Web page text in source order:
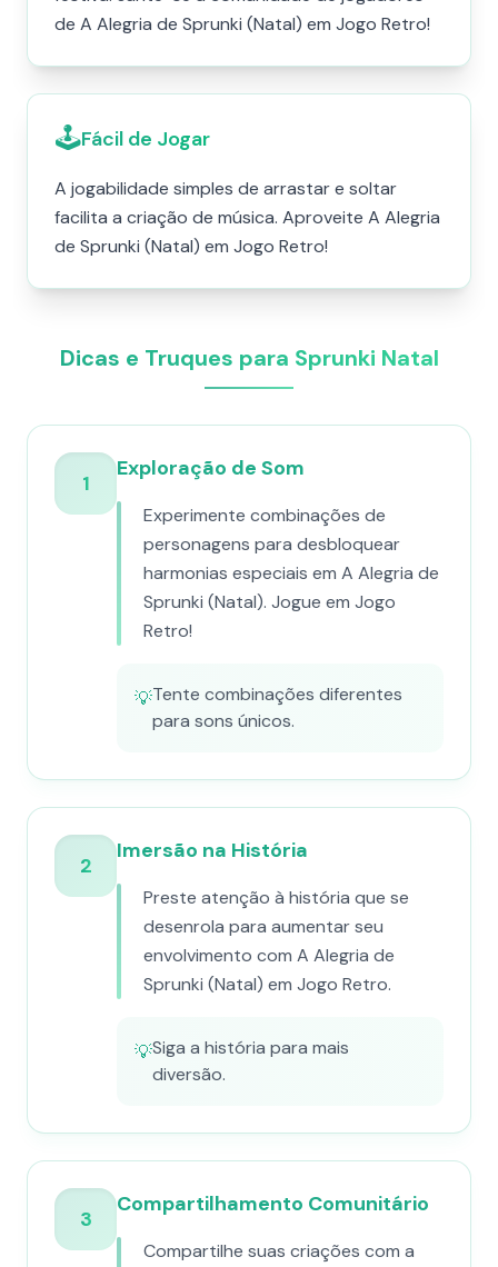
de A Alegria de Sprunki (Natal) em Jogo Retro!
🕹️Fácil de Jogar
A jogabilidade simples de arrastar e soltar
facilita a criação de música. Aproveite A Alegria
de Sprunki (Natal) em Jogo Retro!
Dicas e Truques para Sprunki Natal
1
Exploração de Som
Experimente combinações de
personagens para desbloquear
harmonias especiais em A Alegria de
Sprunki (Natal). Jogue em Jogo
Retro!
💡Tente combinações diferentes
para sons únicos.
2
Imersão na História
Preste atenção à história que se
desenrola para aumentar seu
envolvimento com A Alegria de
Sprunki (Natal) em Jogo Retro.
💡Siga a história para mais
diversão.
3
Compartilhamento Comunitário
Compartilhe suas criações com a